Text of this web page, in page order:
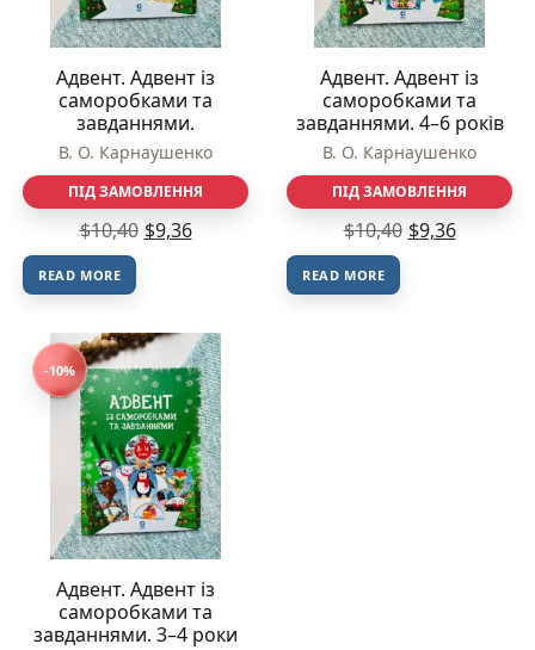
Адвент. Адвент із
саморобками та
завданнями.
В. О. Карнаушенко
ПІД ЗАМОВЛЕННЯ
$10,40 $9,36
READ MORE
Адвент. Адвент із
саморобками та
завданнями. 4–6 років
В. О. Карнаушенко
ПІД ЗАМОВЛЕННЯ
$10,40 $9,36
READ MORE
-10%
Адвент. Адвент із
саморобками та
завданнями. 3–4 роки